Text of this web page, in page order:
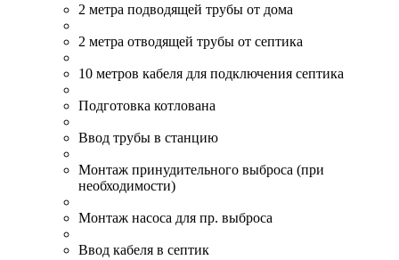
2 метра подводящей трубы от дома
2 метра отводящей трубы от септика
10 метров кабеля для подключения септика
Подготовка котлована
Ввод трубы в станцию
Монтаж принудительного выброса (при
необходимости)
Монтаж насоса для пр. выброса
Ввод кабеля в септик